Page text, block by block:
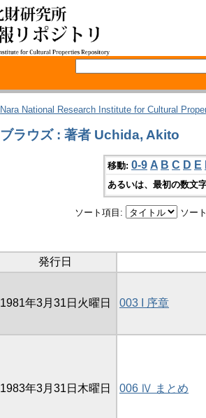
Nara National Research Institute for Cultural
ブラウズ : 著者 Uchida, Akito
移動: 0-9 A B C D E
あるいは、最初の数文
ソート項目: ソー
発行日
1981年3月31日火曜日 003 I 序章
1983年3月31日木曜日 006 Ⅳ まとめ